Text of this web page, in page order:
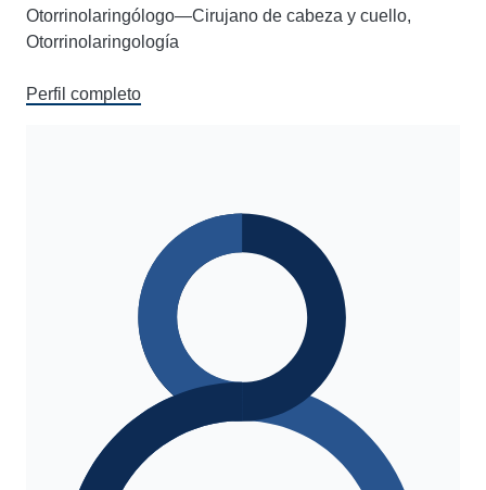
Otorrinolaringólogo—Cirujano de cabeza y cuello,
Otorrinolaringología
Perfil completo